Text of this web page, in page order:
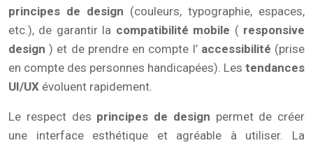
principes de design (couleurs, typographie, espaces,
etc.), de garantir la compatibilité mobile ( responsive
design) et de prendre en compte l’ accessibilité (prise
en compte des personnes handicapées). Les tendances
UI/UX évoluent rapidement.
Le respect des principes de design permet de créer
une interface esthétique et agréable à utiliser. La